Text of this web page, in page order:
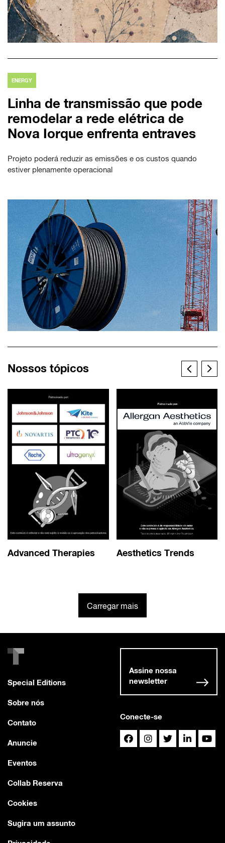
ENERGY
Linha de transmissão que pode
remodelar a rede elétrica de
Nova Iorque enfrenta entraves
Projeto poderá reduzir as emissões e os custos quando
estiver plenamente operacional
Nossos tópicos
Advanced Therapies Aesthetics Trends
Carregar mais
Special Editions
Sobre nós
Contato
Anuncie
Eventos
Collab Reserva
Cookies
Sugira um assunto
Conecte-se
Assine nossa
newsletter